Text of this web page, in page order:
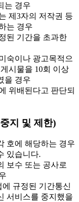
는 경우
제3자의 저작권 등
는 경우
된 기간을 초과한
숙이나 광고목적으
시물을 10회 이상
을 경우
위배된다고 판단되
지 및 제한)
호에 해당하는 경우
있습니다.
보수 또는 공사로
규정된 기간통신
서비스를 중지했을